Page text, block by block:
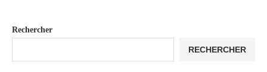
Rechercher
RECHERCHER